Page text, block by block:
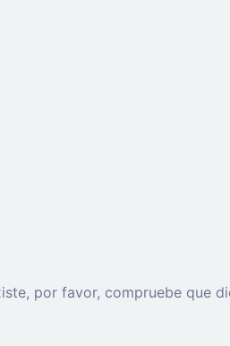
por favor, compruebe que